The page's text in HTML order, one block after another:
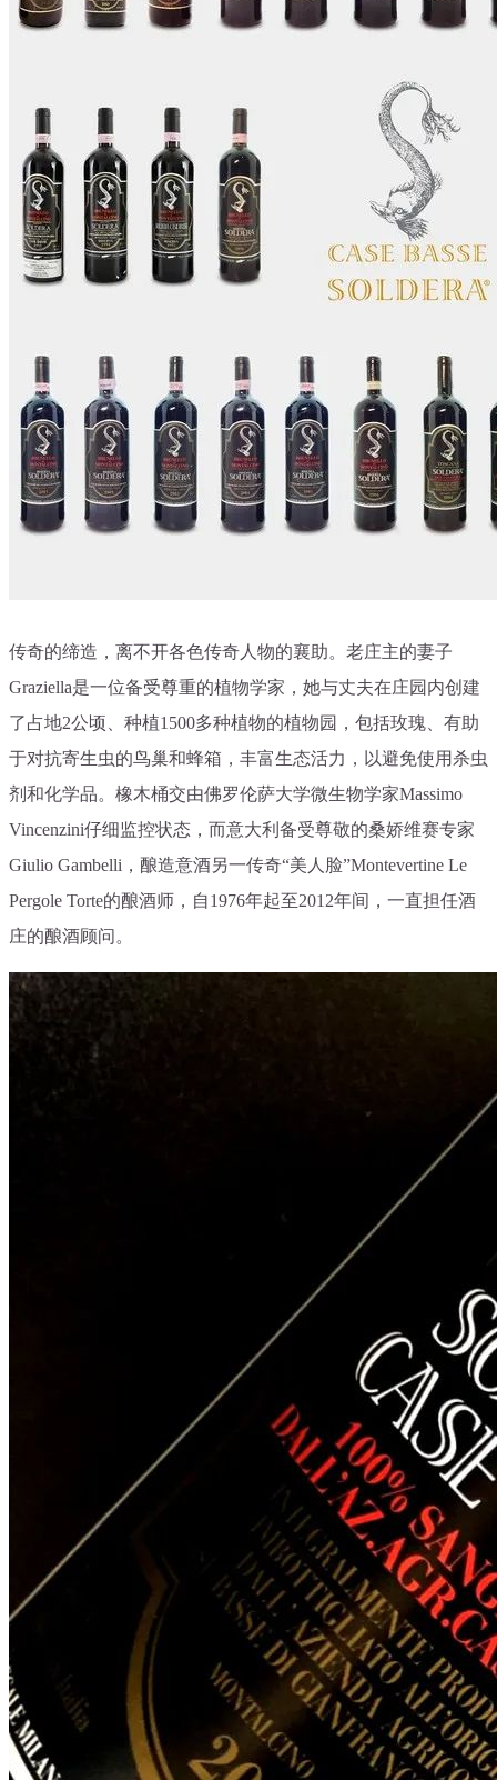
传奇的缔造，离不开各色传奇人物的襄助。老庄主的妻子
Graziella是一位备受尊重的植物学家，她与丈夫在庄园内创建
了占地2公顷、种植1500多种植物的植物园，包括玫瑰、有助
于对抗寄生虫的鸟巢和蜂箱，丰富生态活力，以避免使用杀虫
剂和化学品。橡木桶交由佛罗伦萨大学微生物学家Massimo
Vincenzini仔细监控状态，而意大利备受尊敬的桑娇维赛专家
Giulio Gambelli，酿造意酒另一传奇“美人脸”Montevertine Le
Pergole Torte的酿酒师，自1976年起至2012年间，一直担任酒
庄的酿酒顾问。